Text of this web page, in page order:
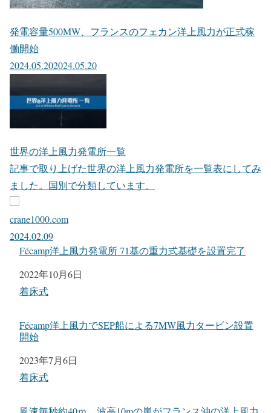
発電容量500MW、フランスのフェカン洋上風力が正式稼
働開始
2024.05.202024.05.20
世界の洋上風力発電所一覧
記事で取り上げた世界の洋上風力発電所を一覧表にしてみ
ました。国別で分類しています。
crane1000.com
2024.02.09
Fécamp洋上風力発電所 71基の重力式基礎を設置完了
日付
2022年10月6日
関連理由
着床式
Fécamp洋上風力でSEP船による7MW風力タービン設置
開始
日付
2023年7月6日
関連理由
着床式